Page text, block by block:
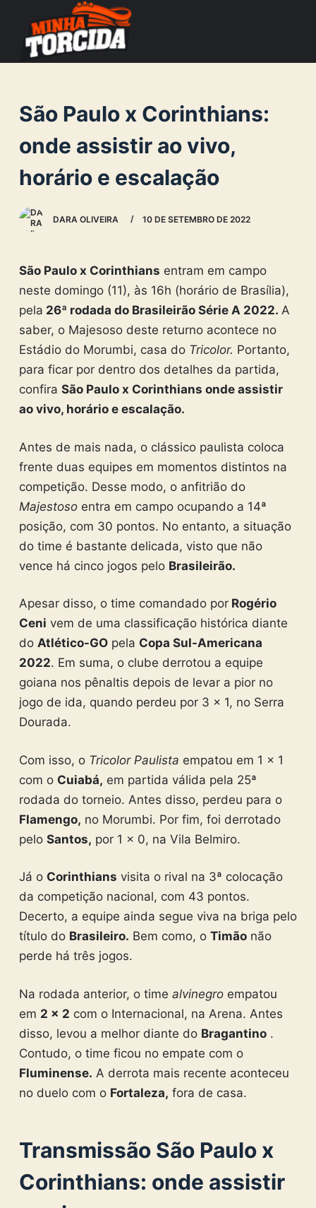
o
o
e
São Paulo x Corinthians:
onde assistir ao vivo,
horário e escalação
DARA OLIVEIRA 10 DE SETEMBRO DE 2022
São Paulo x Corinthians entram em campo
neste domingo (11), às 16h (horário de Brasília),
pela 26ª rodada do Brasileirão Série A 2022. A
saber, o Majesoso deste returno acontece no
Estádio do Morumbi, casa do Tricolor. Portanto,
para ficar por dentro dos detalhes da partida,
confira São Paulo x Corinthians onde assistir
ao vivo, horário e escalação.
Antes de mais nada, o clássico paulista coloca
frente duas equipes em momentos distintos na
competição. Desse modo, o anfitrião do
Majestosoentra em campo ocupando a 14ª
posição, com 30 pontos. No entanto, a situação
do time é bastante delicada, visto que não
vence há cinco jogos pelo Brasileirão.
Apesar disso, o time comandado porRogério
Ceni vem de uma classificação histórica diante
do Atlético-GOpela Copa Sul-Americana
2022. Em suma, o clube derrotou a equipe
goiana nos pênaltis depois de levar a pior no
jogo de ida, quando perdeu por 3 x 1, no Serra
Dourada.
Com isso, o Tricolor Paulista empatou em 1 x 1
com o Cuiabá, em partida válida pela 25ª
rodada do torneio. Antes disso, perdeu para o
Flamengo, no Morumbi. Por fim, foi derrotado
pelo Santos, por 1 x 0, na Vila Belmiro.
Já o Corinthians visita o rival na 3ª colocação
da competição nacional, com 43 pontos.
Decerto, a equipe ainda segue viva na briga pelo
título do Brasileiro. Bem como, o Timãonão
perde há três jogos.
Na rodada anterior, o time alvinegroempatou
em 2 x 2 com o Internacional, na Arena. Antes
disso, levou a melhor diante do Bragantino.
Contudo, o time ficou no empate com o
Fluminense. A derrota mais recente aconteceu
no duelo com o Fortaleza, fora de casa.
Transmissão São Paulo x
Corinthians: onde assistir